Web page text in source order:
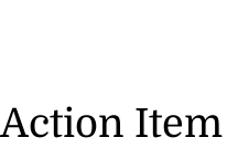
Action Item